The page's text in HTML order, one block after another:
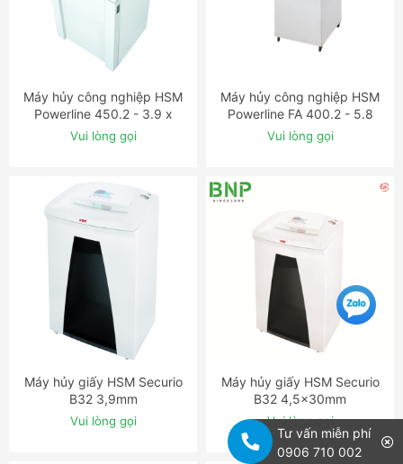
ĐẶT NGAY
Máy hủy công nghiệp HSM
Powerline 450.2 - 3.9 x
40mm
Vui lòng gọi
ĐẶT NGAY
Máy hủy công nghiệp HSM
Powerline FA 400.2 - 5.8
mm
Vui lòng gọi
ĐẶT NGAY
Máy hủy giấy HSM Securio
B32 3,9mm
Vui lòng gọi
ĐẶT NGAY
Máy hủy giấy HSM Securio
B32 4,5x30mm
Vui lòng gọi
Tư vấn miễn phí
0906 710 002